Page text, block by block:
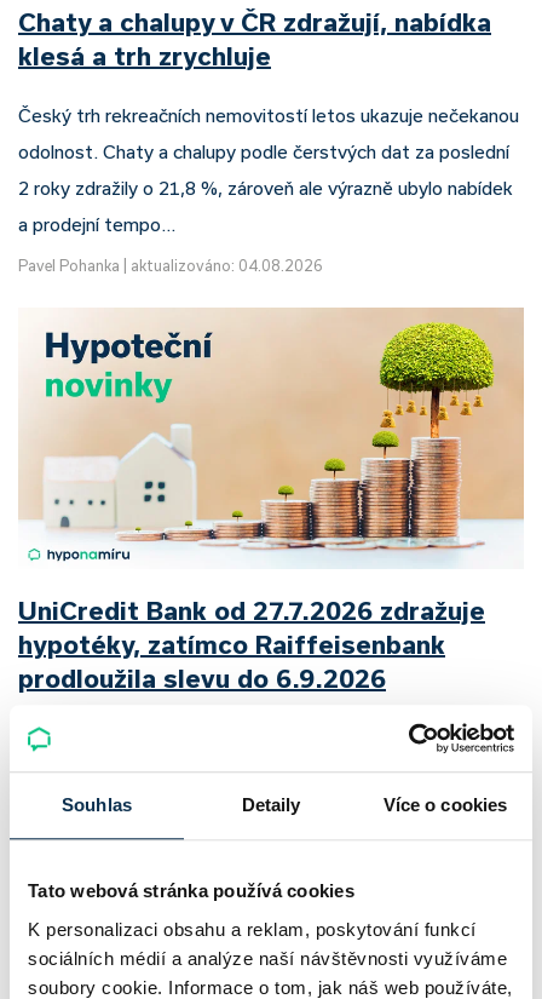
Souhlas Detaily Více o cookies
Tato webová stránka používá cookies
K personalizaci obsahu a reklam, poskytování funkcí
sociálních médií a analýze naší návštěvnosti využíváme
soubory cookie. Informace o tom, jak náš web používáte,
Chaty a chalupy v ČR zdražují, nabídka
klesá a trh zrychluje
Český trh rekreačních nemovitostí letos ukazuje nečekanou
odolnost. Chaty a chalupy podle čerstvých dat za poslední
2 roky zdražily o 21,8 %, zároveň ale výrazně ubylo nabídek
a prodejní tempo…
Pavel Pohanka aktualizováno: 04.08.2026
UniCredit Bank od 27.7.2026 zdražuje
hypotéky, zatímco Raiffeisenbank
prodloužila slevu do 6.9.2026
Český hypoteční trh na konci července 2026 potvrzuje, že
sazby zůstávají pod tlakem a část bank pokračuje v jejich
růstu. UniCredit Bank od 27.7.2026 zvýšila hypoteční sazby
plošně o 0,1…
Pavel Pohanka|aktualizováno: 04.08.2026